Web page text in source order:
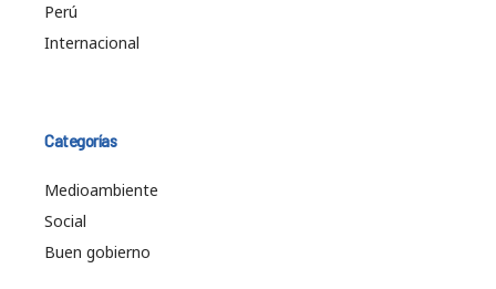
Perú
Internacional
Categorías
Medioambiente
Social
Buen gobierno